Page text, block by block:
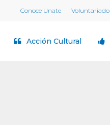
Conoce Unate Voluntariado
Acción Cultural